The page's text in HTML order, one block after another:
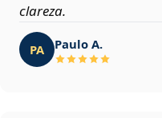
clareza.
PA Paulo A.